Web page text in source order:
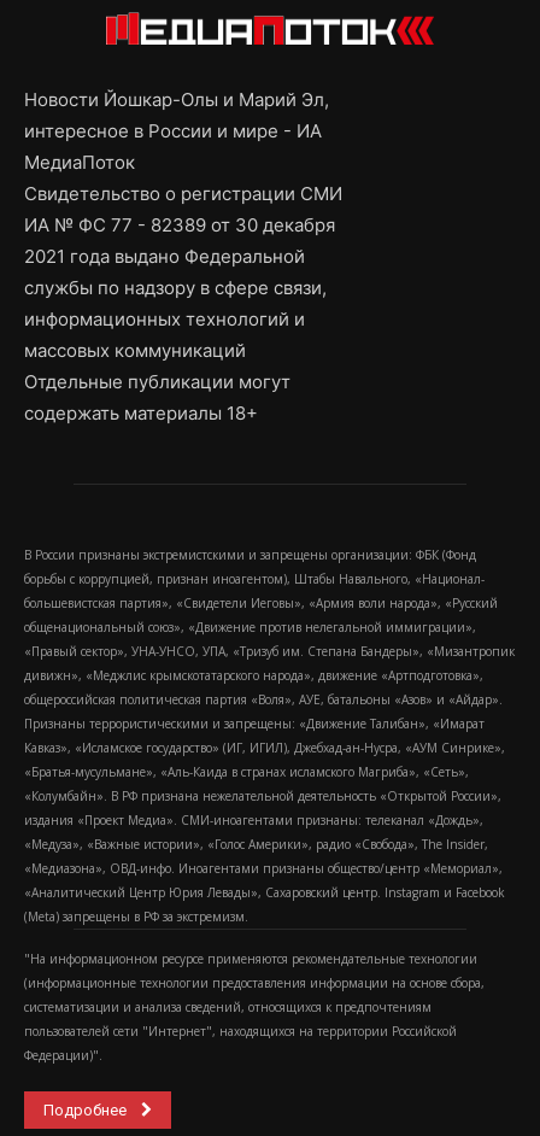
Новости Йошкар-Олы и Марий Эл,
интересное в России и мире - ИА
МедиаПоток
Свидетельство о регистрации СМИ
ИА № ФС 77 - 82389 от 30 декабря
2021 года выдано Федеральной
службы по надзору в сфере связи,
информационных технологий и
массовых коммуникаций
Отдельные публикации могут
содержать материалы 18+
В России признаны экстремистскими и запрещены организации: ФБК (Фонд
борьбы с коррупцией, признан иноагентом), Штабы Навального, «Национал-
большевистская партия», «Свидетели Иеговы», «Армия воли народа», «Русский
общенациональный союз», «Движение против нелегальной иммиграции»,
«Правый сектор», УНА-УНСО, УПА, «Тризуб им. Степана Бандеры», «Мизантропик
дивижн», «Меджлис крымскотатарского народа», движение «Артподготовка»,
общероссийская политическая партия «Воля», АУЕ, батальоны «Азов» и «Айдар».
Признаны террористическими и запрещены: «Движение Талибан», «Имарат
Кавказ», «Исламское государство» (ИГ, ИГИЛ), Джебхад-ан-Нусра, «АУМ Синрике»,
«Братья-мусульмане», «Аль-Каида в странах исламского Магриба», «Сеть»,
«Колумбайн». В РФ признана нежелательной деятельность «Открытой России»,
издания «Проект Медиа». СМИ-иноагентами признаны: телеканал «Дождь»,
«Медуза», «Важные истории», «Голос Америки», радио «Свобода», The Insider,
«Медиазона», ОВД-инфо. Иноагентами признаны общество/центр «Мемориал»,
«Аналитический Центр Юрия Левады», Сахаровский центр. Instagram и Facebook
(Metа) запрещены в РФ за экстремизм.
"На информационном ресурсе применяются рекомендательные технологии
(информационные технологии предоставления информации на основе сбора,
систематизации и анализа сведений, относящихся к предпочтениям
пользователей сети "Интернет", находящихся на территории Российской
Федерации)".
Подробнее